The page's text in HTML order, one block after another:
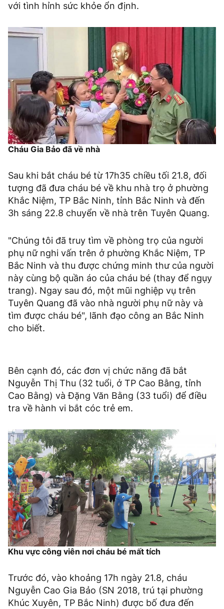
với tình hỉnh sức khỏe ổn định.
Cháu Gia Bảo đã về nhà
Sau khi bắt cháu bé từ 17h35 chiều tối 21.8, đối
tượng đã đưa cháu bé về khu nhà trọ ở phường
Khắc Niệm, TP Bắc Ninh, tỉnh Bắc Ninh và đến
3h sáng 22.8 chuyển về nhà trên Tuyên Quang.
"Chúng tôi đã truy tìm về phòng trọ của người
phụ nữ nghi vấn trên ở phường Khắc Niệm, TP
Bắc Ninh và thu được chứng minh thư của người
này cùng bộ quần áo của cháu bé (thay để ngụy
trang). Ngay sau đó, một mũi nghiệp vụ trên
Tuyên Quang đã vào nhà người phụ nữ này và
tìm được cháu bé", lãnh đạo công an Bắc Ninh
cho biết.
Bên cạnh đó, các đơn vị chức năng đã bắt
Nguyễn Thị Thu (32 tuổi, ở TP Cao Bằng, tỉnh
Cao Bằng) và Đặng Văn Bằng (33 tuổi) để điều
tra về hành vi bắt cóc trẻ em.
Khu vực công viên nơi cháu bé mất tích
Trước đó, vào khoảng 17h ngày 21.8, cháu
Nguyễn Cao Gia Bảo (SN 2018, trú tại phường
Khúc Xuyên, TP Bắc Ninh) được bố đưa đến